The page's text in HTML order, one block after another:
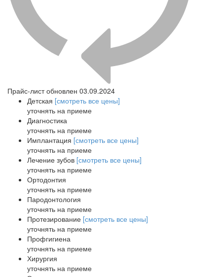
Прайс-лист обновлен 03.09.2024
Детская [смотреть все цены]
уточнять на приеме
Диагностика
уточнять на приеме
Имплантация [смотреть все цены]
уточнять на приеме
Лечение зубов [смотреть все цены]
уточнять на приеме
Ортодонтия
уточнять на приеме
Пародонтология
уточнять на приеме
Протезирование [смотреть все цены]
уточнять на приеме
Профгигиена
уточнять на приеме
Хирургия
уточнять на приеме